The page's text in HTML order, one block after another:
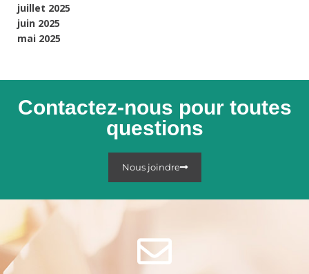
juillet 2025
juin 2025
mai 2025
Contactez-nous pour toutes
questions
Nous joindre